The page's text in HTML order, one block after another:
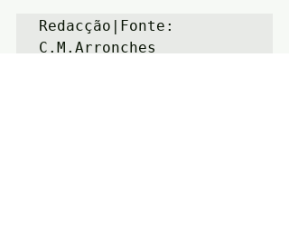
Redacção|Fonte:
C.M.Arronches